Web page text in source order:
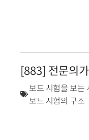
[883] 전문의
보드 시험을 보는
보드 시험의 구조